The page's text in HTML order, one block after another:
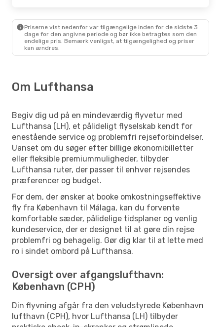
Priserne vist nedenfor var tilgængelige inden for de sidste 3
dage for den angivne periode og bør ikke betragtes som den
endelige pris. Bemærk venligst, at tilgængelighed og priser
kan ændres.
Om Lufthansa
Begiv dig ud på en mindeværdig flyvetur med
Lufthansa (LH), et pålideligt flyselskab kendt for
enestående service og problemfri rejseforbindelser.
Uanset om du søger efter billige økonomibilletter
eller fleksible premiummuligheder, tilbyder
Lufthansa ruter, der passer til enhver rejsendes
præferencer og budget.
For dem, der ønsker at booke omkostningseffektive
fly fra København til Málaga, kan du forvente
komfortable sæder, pålidelige tidsplaner og venlig
kundeservice, der er designet til at gøre din rejse
problemfri og behagelig. Gør dig klar til at lette med
ro i sindet ombord på Lufthansa.
Oversigt over afgangslufthavn:
København (CPH)
Din flyvning afgår fra den veludstyrede København
lufthavn (CPH), hvor Lufthansa (LH) tilbyder